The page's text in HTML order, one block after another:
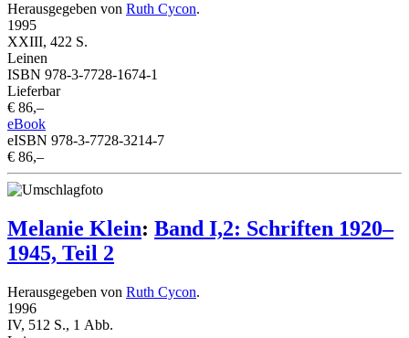
Herausgegeben von Ruth Cycon.
1995
XXIII, 422 S.
Leinen
ISBN 978-3-7728-1674-1
Lieferbar
€ 86,–
eBook
eISBN 978-3-7728-3214-7
€ 86,–
Melanie Klein: Band I,2: Schriften 1920–
1945, Teil 2
Herausgegeben von Ruth Cycon.
1996
IV, 512 S., 1 Abb.